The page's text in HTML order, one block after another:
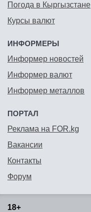
Погода в Кыргызстане
Курсы валют
ИНФОРМЕРЫ
Информер новостей
Информер валют
Информер металлов
ПОРТАЛ
Реклама на FOR.kg
Вакансии
Контакты
Форум
18+